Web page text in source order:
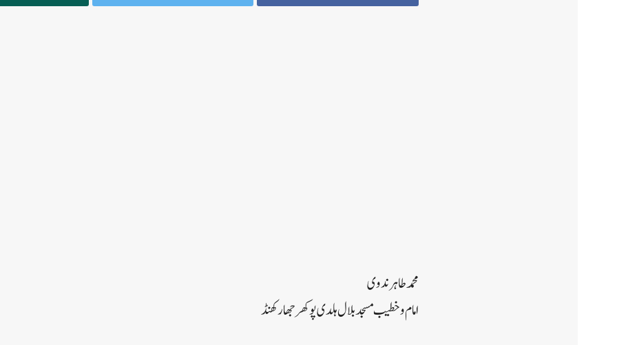
محمد طاہر ندوی
امام و خطیب مسجد بلال ہلدی پوکھر جھارکھنڈ